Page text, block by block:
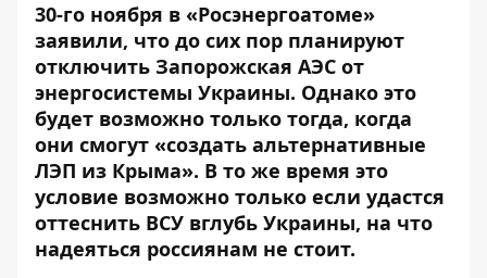
30-го ноября в «Росэнергоатоме»
заявили, что до сих пор планируют
отключить Запорожская АЭС от
энергосистемы Украины. Однако это
будет возможно только тогда, когда
они смогут «создать альтернативные
ЛЭП из Крыма». В то же время это
условие возможно только если удастся
оттеснить ВСУ вглубь Украины, на что
надеяться россиянам не стоит.